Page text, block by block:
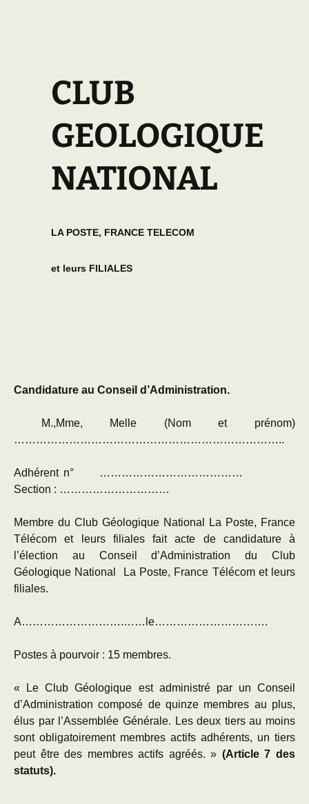
CLUB
GEOLOGIQUE
NATIONAL
LA POSTE, FRANCE TELECOM
et leurs FILIALES
Candidature au Conseil d’Administration.
M.,Mme, Melle (Nom et prénom)
………………………………………………………………..
Adhérent n° …………………………………
Section : …………………………
Membre du Club Géologique National La Poste, France
Télécom et leurs filiales fait acte de candidature à
l’élection au Conseil d’Administration du Club
Géologique National La Poste, France Télécom et leurs
filiales.
A……………………….……le………………………….
Postes à pourvoir : 15 membres.
« Le Club Géologique est administré par un Conseil
d’Administration composé de quinze membres au plus,
élus par l’Assemblée Générale. Les deux tiers au moins
sont obligatoirement membres actifs adhérents, un tiers
peut être des membres actifs agréés. » (Article 7 des
statuts).